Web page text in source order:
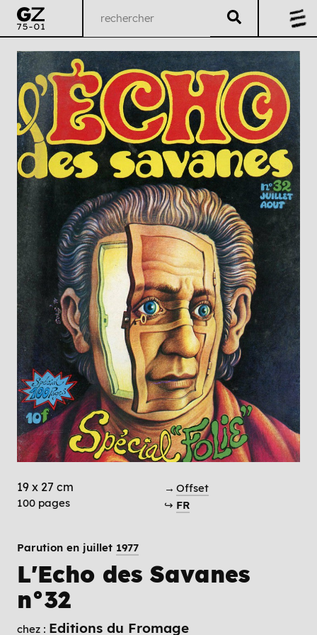
19 x 27 cm
100 pages
→ Offset
↪ FR
Parution en juillet 1977
L'Echo des Savanes
n°32
chez : Editions du Fromage